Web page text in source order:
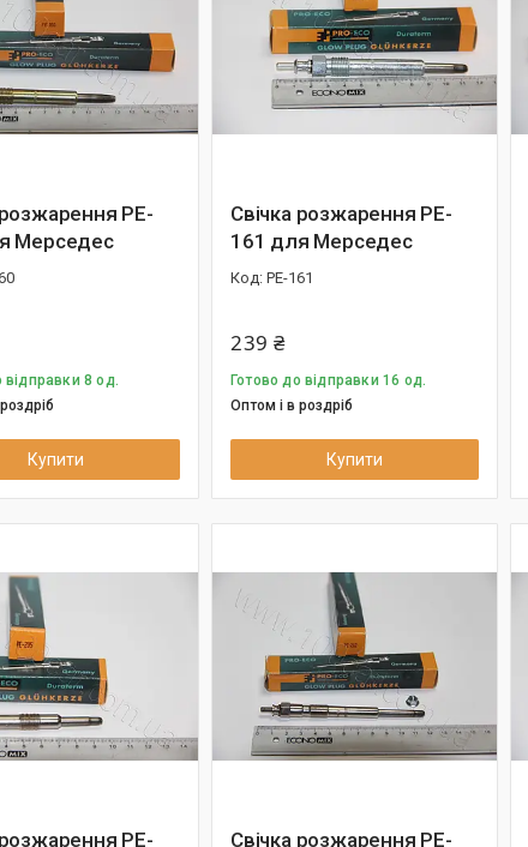
PE-
Мерседес
відправки 8 од.
Купити
Свічка розжарення PE-
161 для Мерседес
PE-161
239 ₴
Готово до відправки 16 од.
Оптом і в роздріб
Купити
PE- Свічка розжарення PE-